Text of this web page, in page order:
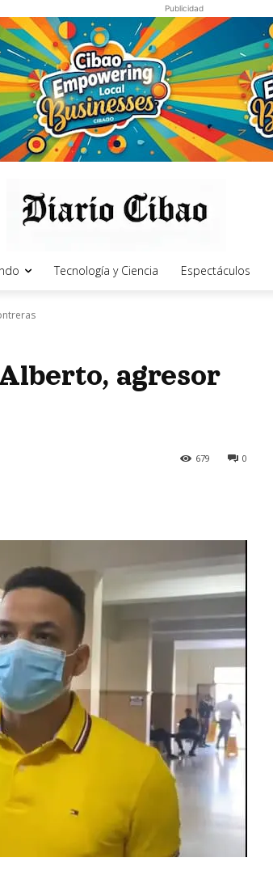
Publicidad
Tecnología y Ciencia Espectáculos
agresor
0
679